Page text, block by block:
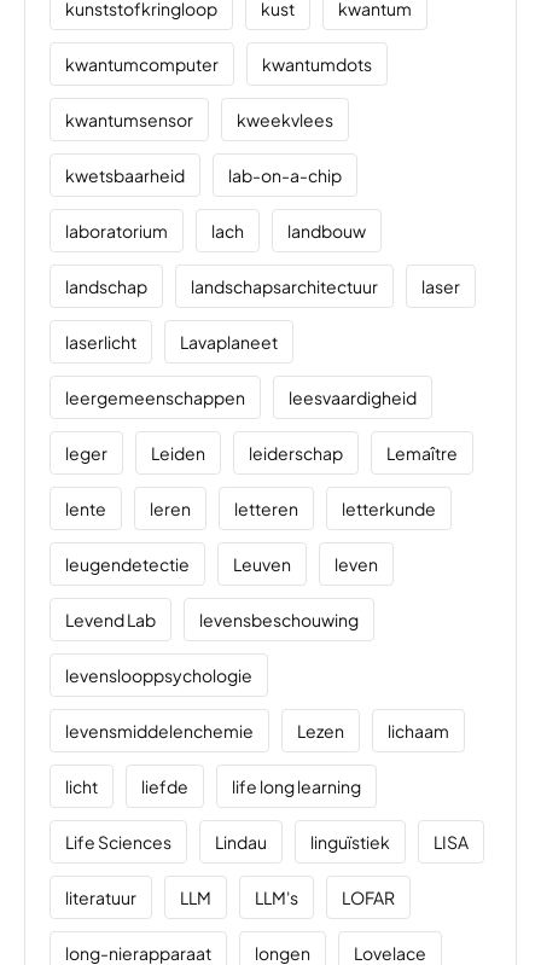
kunststofkringloop kust kwantum
kwantumcomputer kwantumdots
kwantumsensor kweekvlees
kwetsbaarheid lab-on-a-chip
laboratorium lach landbouw
landschap landschapsarchitectuur laser
laserlicht Lavaplaneet
leergemeenschappen leesvaardigheid
leger Leiden leiderschap Lemaître
lente leren letteren letterkunde
leugendetectie Leuven leven
Levend Lab levensbeschouwing
levenslooppsychologie
levensmiddelenchemie Lezen lichaam
licht liefde life long learning
Life Sciences Lindau linguïstiek LISA
literatuur LLM LLM's LOFAR
long-nierapparaat longen Lovelace